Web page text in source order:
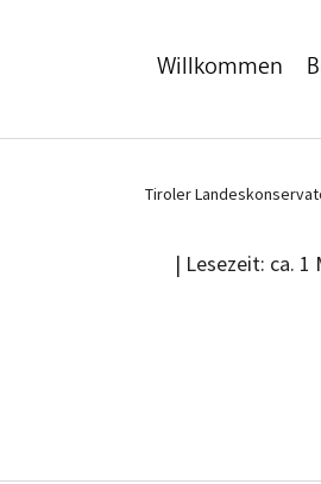
Willkommen
Tiroler
| Lesezeit: ca.